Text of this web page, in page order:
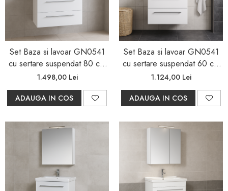
Set Baza si lavoar GN0541
cu sertare suspendat 80 cm
si oglinda GN 0551
1.498,00 Lei
ADAUGA IN COS
Set Baza si lavoar GN0541
cu sertare suspendat 60 cm
si oglinda GN 0671
1.124,00 Lei
ADAUGA IN COS